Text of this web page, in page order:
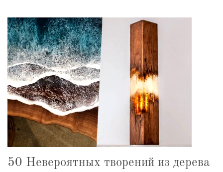
50 Невероятных творений из дерева